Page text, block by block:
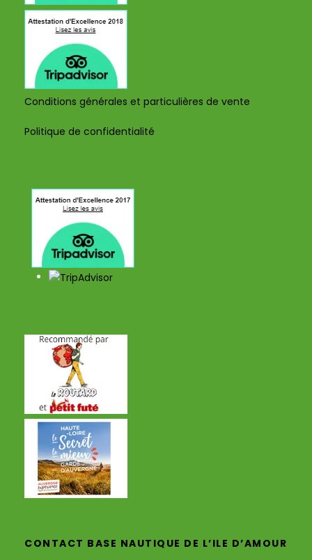
Conditions générales et particulières de vente
Politique de confidentialité
CONTACT BASE NAUTIQUE DE L’ILE D’AMOUR